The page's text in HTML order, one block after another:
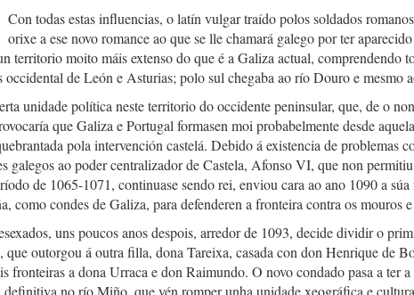
Con todas estas influencias, o latín vulgar traído polos soldados
orixe a ese novo romance ao que se lle chamará galego por ter
territorio moito máis extenso do que é a Galiza actual, comprendendo
occidental de León e Asturias; polo sul chegaba ao río Douro e mesmo
unidade política neste territorio do occidente peninsular, que, de o
que Galiza e Portugal formasen moi probabelmente desde
pola intervención castelá. Debido á existencia de problemas
galegos ao poder centralizador de Castela, Afonso VI, que non
de 1065-1071, continuase sendo rei, enviou cara ao ano 1090 a
como condes de Galiza, para defenderen a fronteira contra os mouros
uns poucos anos despois, arredor de 1093, decide dividir o
outorgou á outra filla, dona Tareixa, casada con don Henrique de
fronteiras a dona Urraca e don Raimundo. O novo condado pasa a ter
no río Miño, que vén romper unha unidade xeográfica e